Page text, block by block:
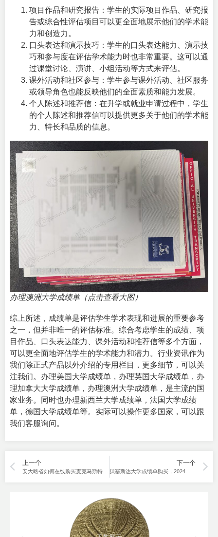
项目作品和研究报告：学生的实际项目作品、研究报
告或综合性评估项目可以更全面地展示他们的学术能
力和创造力。
口头表达和演示技巧：学生的口头表达能力、演示技
巧和参与度在评估学术能力时也非常重要。这可以通
过课堂讨论、演讲、小组活动等方式来评估。
课外活动和社区参与：学生参与课外活动、社区服务
或领导角色也能反映他们的全面素质和能力发展。
个人陈述和推荐信：在升学或就业申请过程中，学生
的个人陈述和推荐信可以提供更多关于他们的学术能
力、特长和品质的信息。
办理澳洲大学成绩单（点击查看大图）
综上所述，成绩单是评估学生学术表现和进展的重要参考
之一，但并非唯一的评估标准。综合考虑学生的成绩、项
目作品、口头表达能力、课外活动和推荐信等多个方面，
可以更全面地评估学生的学术能力和潜力。 行业资讯作为
我们除正式产品以外介绍的专用栏目，更多细节，可以关
注我们。办理美国大学成绩单，办理英国大学成绩单，办
理加拿大大学成绩单，办理澳洲大学成绩单，是主流的国
家业务。同时也办理新西兰大学成绩单，法国大学成绩
单，德国大学成绩单等。实际可以操作更多国家，可以跟
我们客服询问。
上一个 下一个
贝塞斯达大学成绩单购买，2024年如何在加州完成？